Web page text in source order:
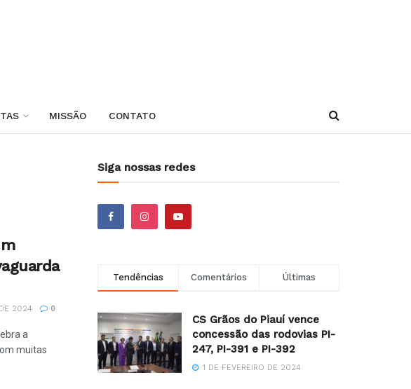
MISSÃO CONTATO
2024 0
a
muitas
Siga nossas redes
Tendências Comentários Últimas
CS Grãos do Piauí vence
concessão das rodovias PI-
247, PI-391 e PI-392
1 DE FEVEREIRO DE 2024